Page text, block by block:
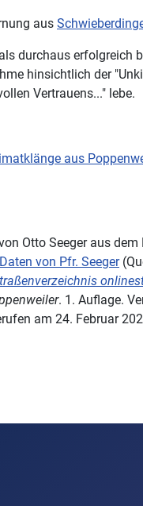
aus
durchaus erfolgreich
hinsichtlich der
Vertrauens..." lebe.
aus
Otto Seeger aus
von Pfr. Seeger
. 1. Auflage.
am 24. Februar
Emil Kraft